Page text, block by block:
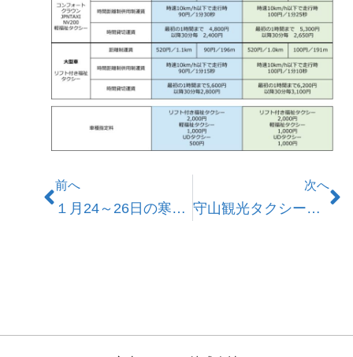
前へ
１月24～26日の寒波による運行への影響について
次へ
守山観光タクシー運行のお知らせ（2023.5.27.～）.